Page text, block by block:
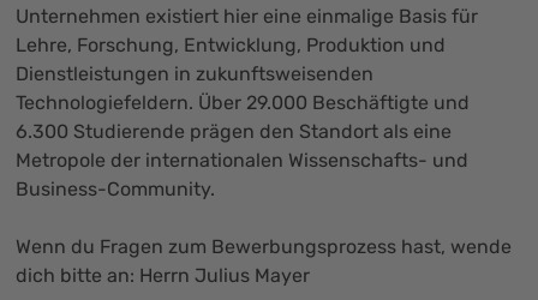
Unternehmen existiert hier eine einmalige Basis für
Lehre, Forschung, Entwicklung, Produktion und
Dienstleistungen in zukunftsweisenden
Technologiefeldern. Über 29.000 Beschäftigte und
6.300 Studierende prägen den Standort als eine
Metropole der internationalen Wissenschafts- und
Business-Community.
Wenn du Fragen zum Bewerbungsprozess hast, wende
dich bitte an: Herrn Julius Mayer